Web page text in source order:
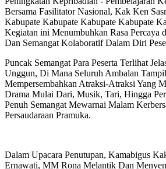
Bersama Fasilitator Nasional, Kak Ken
Kabupate Kabupate Kabupate Kabupate
Kegiatan ini Menumbuhkan Rasa Percaya
Dan Semangat Kolaboratif Dalam Diri
Puncak Semangat Para Peserta Terlihat
Unggun, Di Mana Seluruh Ambalan
Mempersembahkan Atraksi-Atraksi Yang
Drama Mulai Dari, Musik, Tari, Hingga
Penuh Semangat Mewarnai Malam
Persaudaraan Pramuka.
Dalam Upacara Penutupan, Kamabigus
Ernawati, MM Rona Melantik Dan